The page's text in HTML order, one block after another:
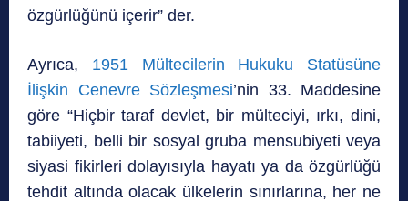
özgürlüğünü içerir” der.
Ayrıca, 1951 Mültecilerin Hukuku Statüsüne
İlişkin Cenevre Sözleşmesi’nin 33. Maddesine
göre “Hiçbir taraf devlet, bir mülteciyi, ırkı, dini,
tabiiyeti, belli bir sosyal gruba mensubiyeti veya
siyasi fikirleri dolayısıyla hayatı ya da özgürlüğü
tehdit altında olacak ülkelerin sınırlarına, her ne